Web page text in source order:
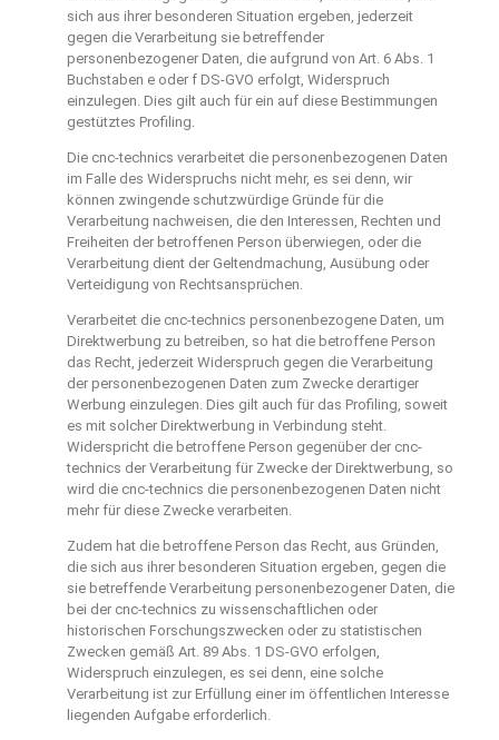
sich aus ihrer besonderen Situation ergeben, jederzeit
gegen die Verarbeitung sie betreffender
personenbezogener Daten, die aufgrund von Art. 6 Abs. 1
Buchstaben e oder f DS-GVO erfolgt, Widerspruch
einzulegen. Dies gilt auch für ein auf diese Bestimmungen
gestütztes Profiling.
Die cnc-technics verarbeitet die personenbezogenen Daten
im Falle des Widerspruchs nicht mehr, es sei denn, wir
können zwingende schutzwürdige Gründe für die
Verarbeitung nachweisen, die den Interessen, Rechten und
Freiheiten der betroffenen Person überwiegen, oder die
Verarbeitung dient der Geltendmachung, Ausübung oder
Verteidigung von Rechtsansprüchen.
Verarbeitet die cnc-technics personenbezogene Daten, um
Direktwerbung zu betreiben, so hat die betroffene Person
das Recht, jederzeit Widerspruch gegen die Verarbeitung
der personenbezogenen Daten zum Zwecke derartiger
Werbung einzulegen. Dies gilt auch für das Profiling, soweit
es mit solcher Direktwerbung in Verbindung steht.
Widerspricht die betroffene Person gegenüber der cnc-
technics der Verarbeitung für Zwecke der Direktwerbung, so
wird die cnc-technics die personenbezogenen Daten nicht
mehr für diese Zwecke verarbeiten.
Zudem hat die betroffene Person das Recht, aus Gründen,
die sich aus ihrer besonderen Situation ergeben, gegen die
sie betreffende Verarbeitung personenbezogener Daten, die
bei der cnc-technics zu wissenschaftlichen oder
historischen Forschungszwecken oder zu statistischen
Zwecken gemäß Art. 89 Abs. 1 DS-GVO erfolgen,
Widerspruch einzulegen, es sei denn, eine solche
Verarbeitung ist zur Erfüllung einer im öffentlichen Interesse
liegenden Aufgabe erforderlich.